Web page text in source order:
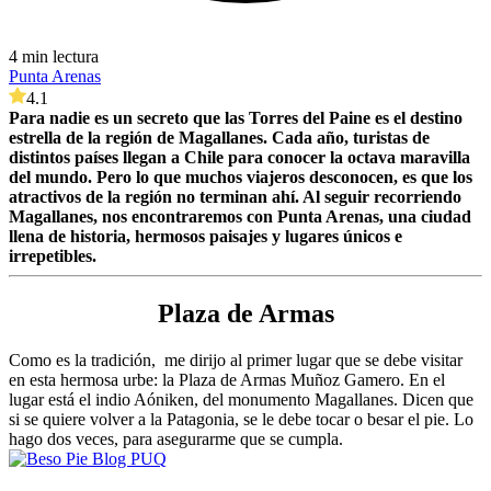
4 min lectura
Punta Arenas
4.1
Para nadie es un secreto que las Torres del Paine es el destino
estrella de la región de Magallanes. Cada año, turistas de
distintos países llegan a Chile para conocer la octava maravilla
del mundo. Pero lo que muchos viajeros desconocen, es que los
atractivos de la región no terminan ahí. Al seguir recorriendo
Magallanes, nos encontraremos con Punta Arenas, una ciudad
llena de historia, hermosos paisajes y lugares únicos e
irrepetibles.
Plaza de Armas
Como es la tradición, me dirijo al primer lugar que se debe visitar
en esta hermosa urbe: la Plaza de Armas Muñoz Gamero. En el
lugar está el indio Aóniken, del monumento Magallanes. Dicen que
si se quiere volver a la Patagonia, se le debe tocar o besar el pie. Lo
hago dos veces, para asegurarme que se cumpla.